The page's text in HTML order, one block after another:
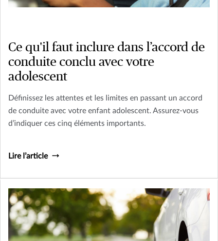
Ce qu'il faut inclure dans l’accord de
conduite conclu avec votre
adolescent
Définissez les attentes et les limites en passant un accord
de conduite avec votre enfant adolescent. Assurez-vous
d’indiquer ces cinq éléments importants.
Lire l’article